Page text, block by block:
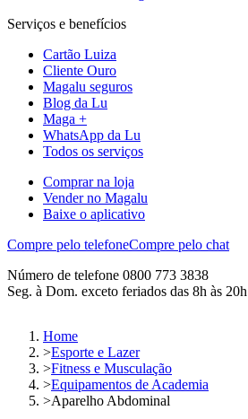
Serviços e benefícios
Cartão Luiza
Cliente Ouro
Magalu seguros
Blog da Lu
Maga +
WhatsApp da Lu
Todos os serviços
Comprar na loja
Vender no Magalu
Baixe o aplicativo
Compre pelo telefoneCompre pelo chat
Número de telefone 0800 773 3838
Seg. à Dom. exceto feriados das 8h às 20h
Home
>Esporte e Lazer
>Fitness e Musculação
>Equipamentos de Academia
>Aparelho Abdominal